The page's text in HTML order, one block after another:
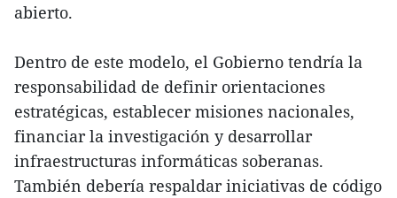
abierto.
Dentro de este modelo, el Gobierno tendría la
responsabilidad de definir orientaciones
estratégicas, establecer misiones nacionales,
financiar la investigación y desarrollar
infraestructuras informáticas soberanas.
También debería respaldar iniciativas de código